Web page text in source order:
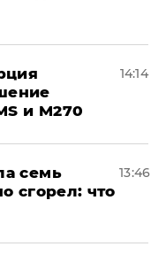
и M270
14:14
семь
сгорел: что
13:46